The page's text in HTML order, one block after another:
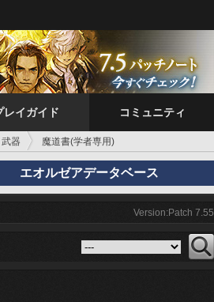
レイガイド コミュニティ
武器 魔道書(学者専用)
エオルゼアデータベース
Version:Patch 7.55